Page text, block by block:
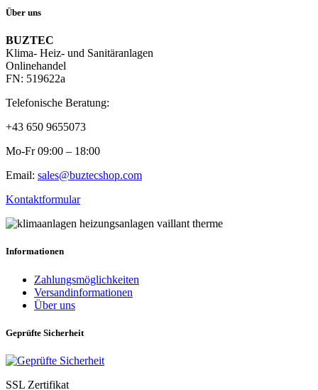
Über uns
BUZTEC
Klima- Heiz- und Sanitäranlagen
Onlinehandel
FN: 519622a
Telefonische Beratung:
+43 650 9655073
Mo-Fr 09:00 – 18:00
Email: sales@buztecshop.com
Kontaktformular
Informationen
Zahlungsmöglichkeiten
Versandinformationen
Über uns
Geprüfte Sicherheit
SSL Zertifikat